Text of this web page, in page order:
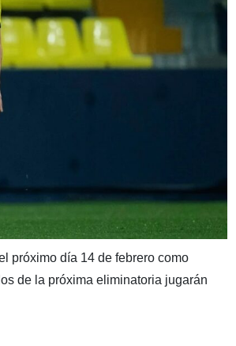
próximo día 14 de febrero como
de la próxima eliminatoria jugarán